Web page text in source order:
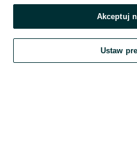
Kontynuując za pośrednictwem
Akceptuj
Ustaw